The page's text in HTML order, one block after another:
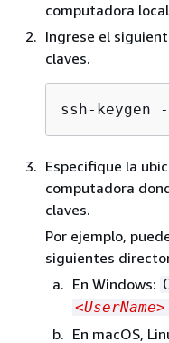
computadora
Ingrese el
claves.
ssh-keygen
Especifique la
computadora
claves.
Por ejemplo,
siguientes
En Windows:
<UserName>
En macOS,